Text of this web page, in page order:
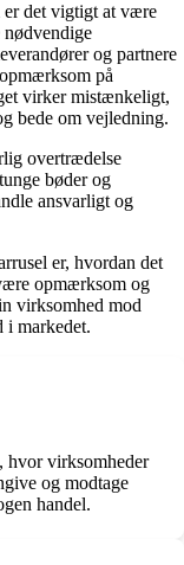
er det vigtigt at være
nødvendige
og partnere
på
virker mistænkeligt,
bede om vejledning.
overtrædelse
bøder og
ansvarligt og
er, hvordan det
opmærksom og
virksomhed mod
markedet.
hvor virksomheder
og modtage
handel.